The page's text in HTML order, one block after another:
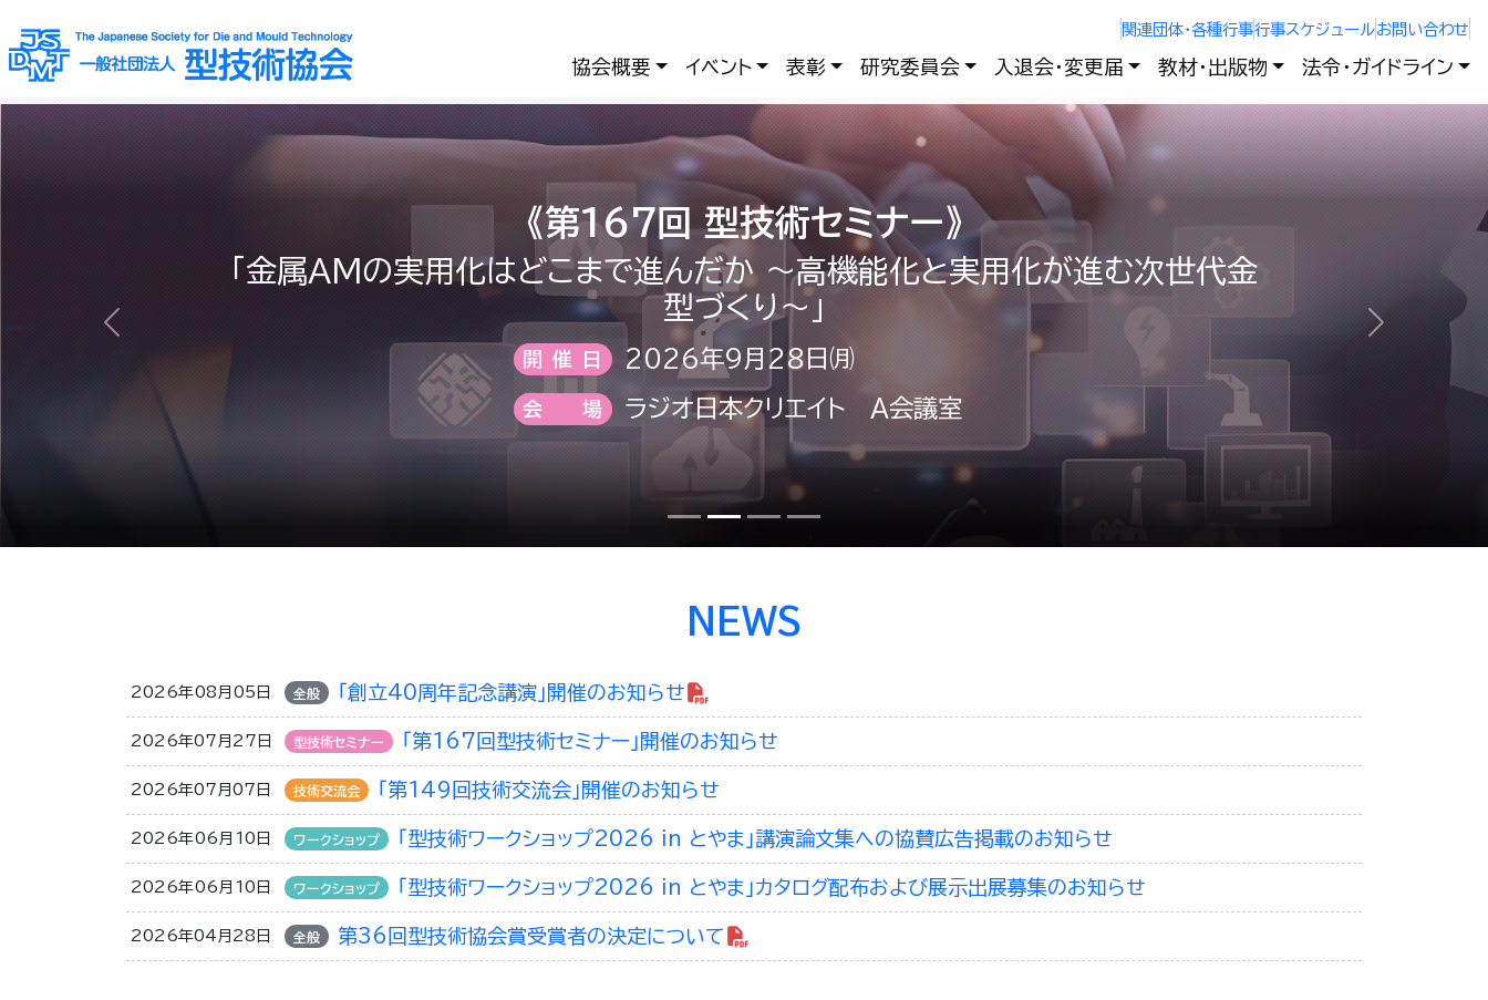
関連団体・各種行事行事スケジュールお問い合わせ
協会概要 イベント 表彰 研究委員会 入退会・変更届 教材・出版物 法令・ガイドライン
《第167回 型技術セミナー》
「金属AMの実用化はどこまで進んだか ～高機能化と実用化が進む次世代金
型づくり～」
開催日 2026年9月28日㈪
会場 ラジオ日本クリエイト A会議室
前へ 次へ
NEWS
2026年08月05日 全般 「創立40周年記念講演」開催のお知らせ
2026年07月27日 型技術セミナー 「第167回型技術セミナー」開催のお知らせ
2026年07月07日 技術交流会 「第149回技術交流会」開催のお知らせ
2026年06月10日 ワークショップ 「型技術ワークショップ2026 in とやま」講演論文集への協賛広告掲載のお知らせ
2026年06月10日 ワークショップ 「型技術ワークショップ2026 in とやま」カタログ配布および展示出展募集のお知らせ
2026年04月28日 全般 第36回型技術協会賞受賞者の決定について